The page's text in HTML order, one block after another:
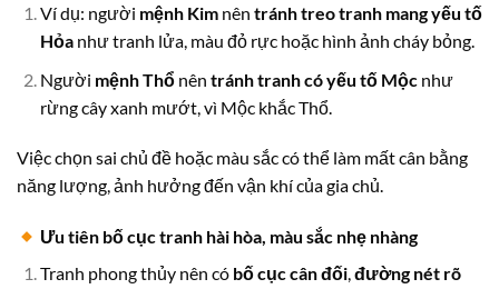
Ví dụ: người mệnh Kimnên tránh treo tranh mang yếu tố
Hỏanhư tranh lửa, màu đỏ rực hoặc hình ảnh cháy bỏng.
Người mệnh Thổnên tránh tranh có yếu tố Mộcnhư
rừng cây xanh mướt, vì Mộc khắc Thổ.
Việc chọn sai chủ đề hoặc màu sắc có thể làm mất cân bằng
năng lượng, ảnh hưởng đến vận khí của gia chủ.
Ưu tiên bố cục tranh hài hòa, màu sắc nhẹ nhàng
Tranh phong thủy nên có bố cục cân đối,đường nét rõ